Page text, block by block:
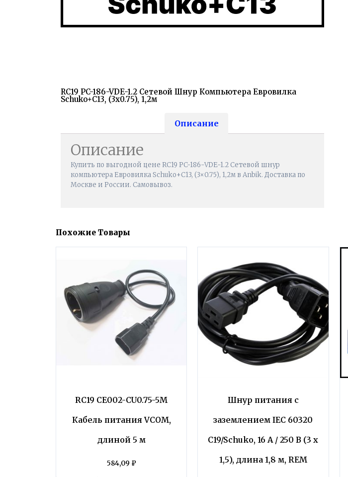
RС19 PC-186-VDE-1.2 Сетевой Шнур Компьютера Евровилка
Schuko+C13, (3x0.75), 1,2м
Описание
Описание
Купить по выгодной цене RС19 PC-186-VDE-1.2 Сетевой шнур
компьютера Евровилка Schuko+C13, (3×0.75), 1,2м в Anbik. Доставка по
Москве и России. Самовывоз.
Похожие Товары
RC19 CE002-CU0.75-5M
Кабель питания VCOM,
длиной 5 м
584,09 ₽
Шнур питания с
заземлением IEC 60320
C19/Schuko, 16 А / 250 В (3 x
1,5), длина 1,8 м, REM